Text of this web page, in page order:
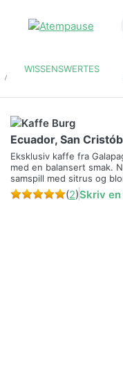
WISSENSWERTES
Ecuador, San
Eksklusiv kaffe fra
med en balansert smak.
samspill med sitrus og
(2)Skriv